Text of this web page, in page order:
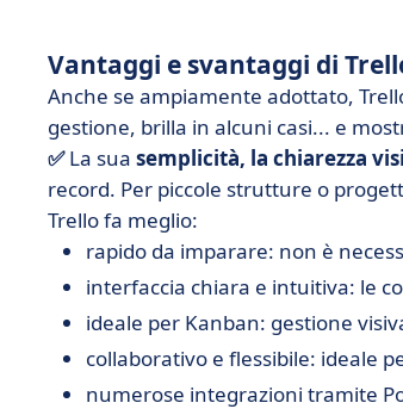
Vantaggi e svantaggi di
Anche se ampiamente adottato,
gestione, brilla in alcuni casi... e
✅La sua semplicità, la chiarezza
record. Per piccole strutture o
Trello fa meglio:
rapido da imparare: non è
interfaccia chiara e intuitiva: le
ideale per Kanban: gestione
collaborativo e flessibile: ideale
numerose integrazioni tramite